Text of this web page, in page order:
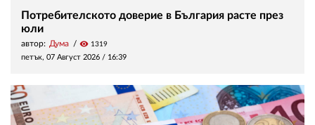
Потребителското доверие в България расте през
юли
автор: Дума visibility 1319
петък, 07 Август 2026 / 16:39